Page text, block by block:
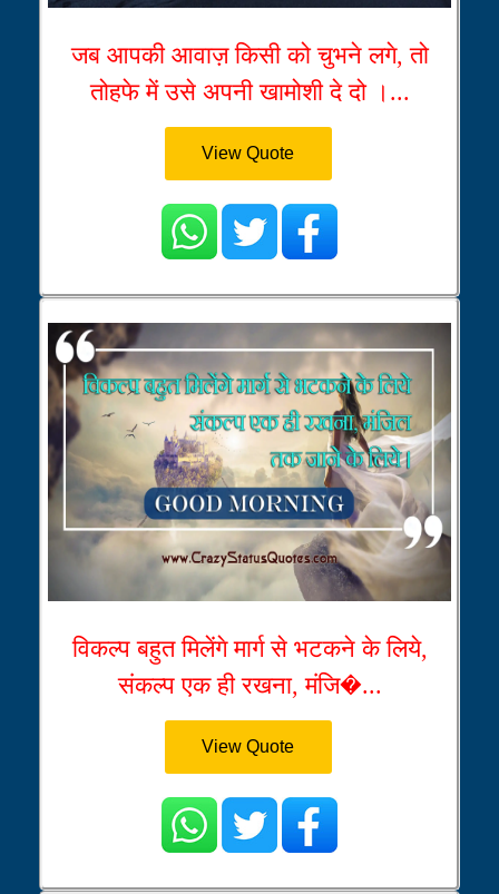
जब आपकी आवाज़ किसी को चुभने लगे, तो
तोहफे में उसे अपनी खामोशी दे दो ।...
View Quote
विकल्प बहुत मिलेंगे मार्ग से भटकने के लिये,
संकल्प एक ही रखना, मंजि�...
View Quote